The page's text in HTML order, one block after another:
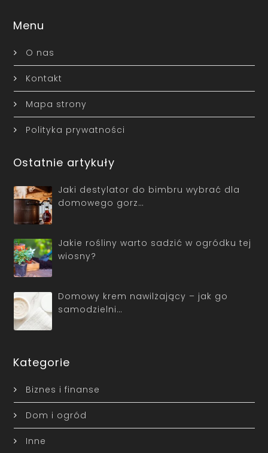
Menu
O nas
Kontakt
Mapa strony
Polityka prywatności
Ostatnie artykuły
Jaki destylator do bimbru wybrać dla
domowego gorz…
Jakie rośliny warto sadzić w ogródku tej
wiosny?
Domowy krem nawilżający – jak go
samodzielni…
Kategorie
Biznes i finanse
Dom i ogród
Inne